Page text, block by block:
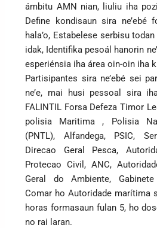
ámbitu AMN nian, liuliu iha
Define kondisaun sira ne’ebé
hala’o, Estabelese serbisu
idak, Identifika pesoál hanorin
esperiénsia iha área oin-oin iha
Partisipantes sira ne’ebé sei
ne’e, mai husi pessoal sira
FALINTIL Forsa Defeza Timor
polisia Maritima , Polisia
(PNTL), Alfandega, PSIC,
Direcao Geral Pesca,
Protecao Civil, ANC,
Geral do Ambiente,
Comar ho Autoridade marítima
horas formasaun fulan 5, ho
no rai laran.